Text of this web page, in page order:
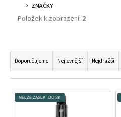
ZNAČKY
Položek k zobrazení: 2
Ř
A
Z
E
N
Doporučujeme Nejlevnější Nejdražší
V
Ý
NELZE ZASLAT DO SK